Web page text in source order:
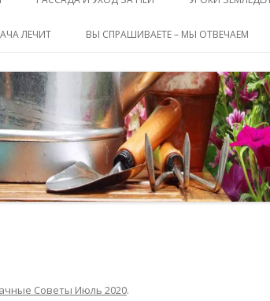
ЛЕЧИТ ВЫ СПРАШИВАЕТЕ – МЫ ОТВЕЧАЕМ
Советы Июль 2020.